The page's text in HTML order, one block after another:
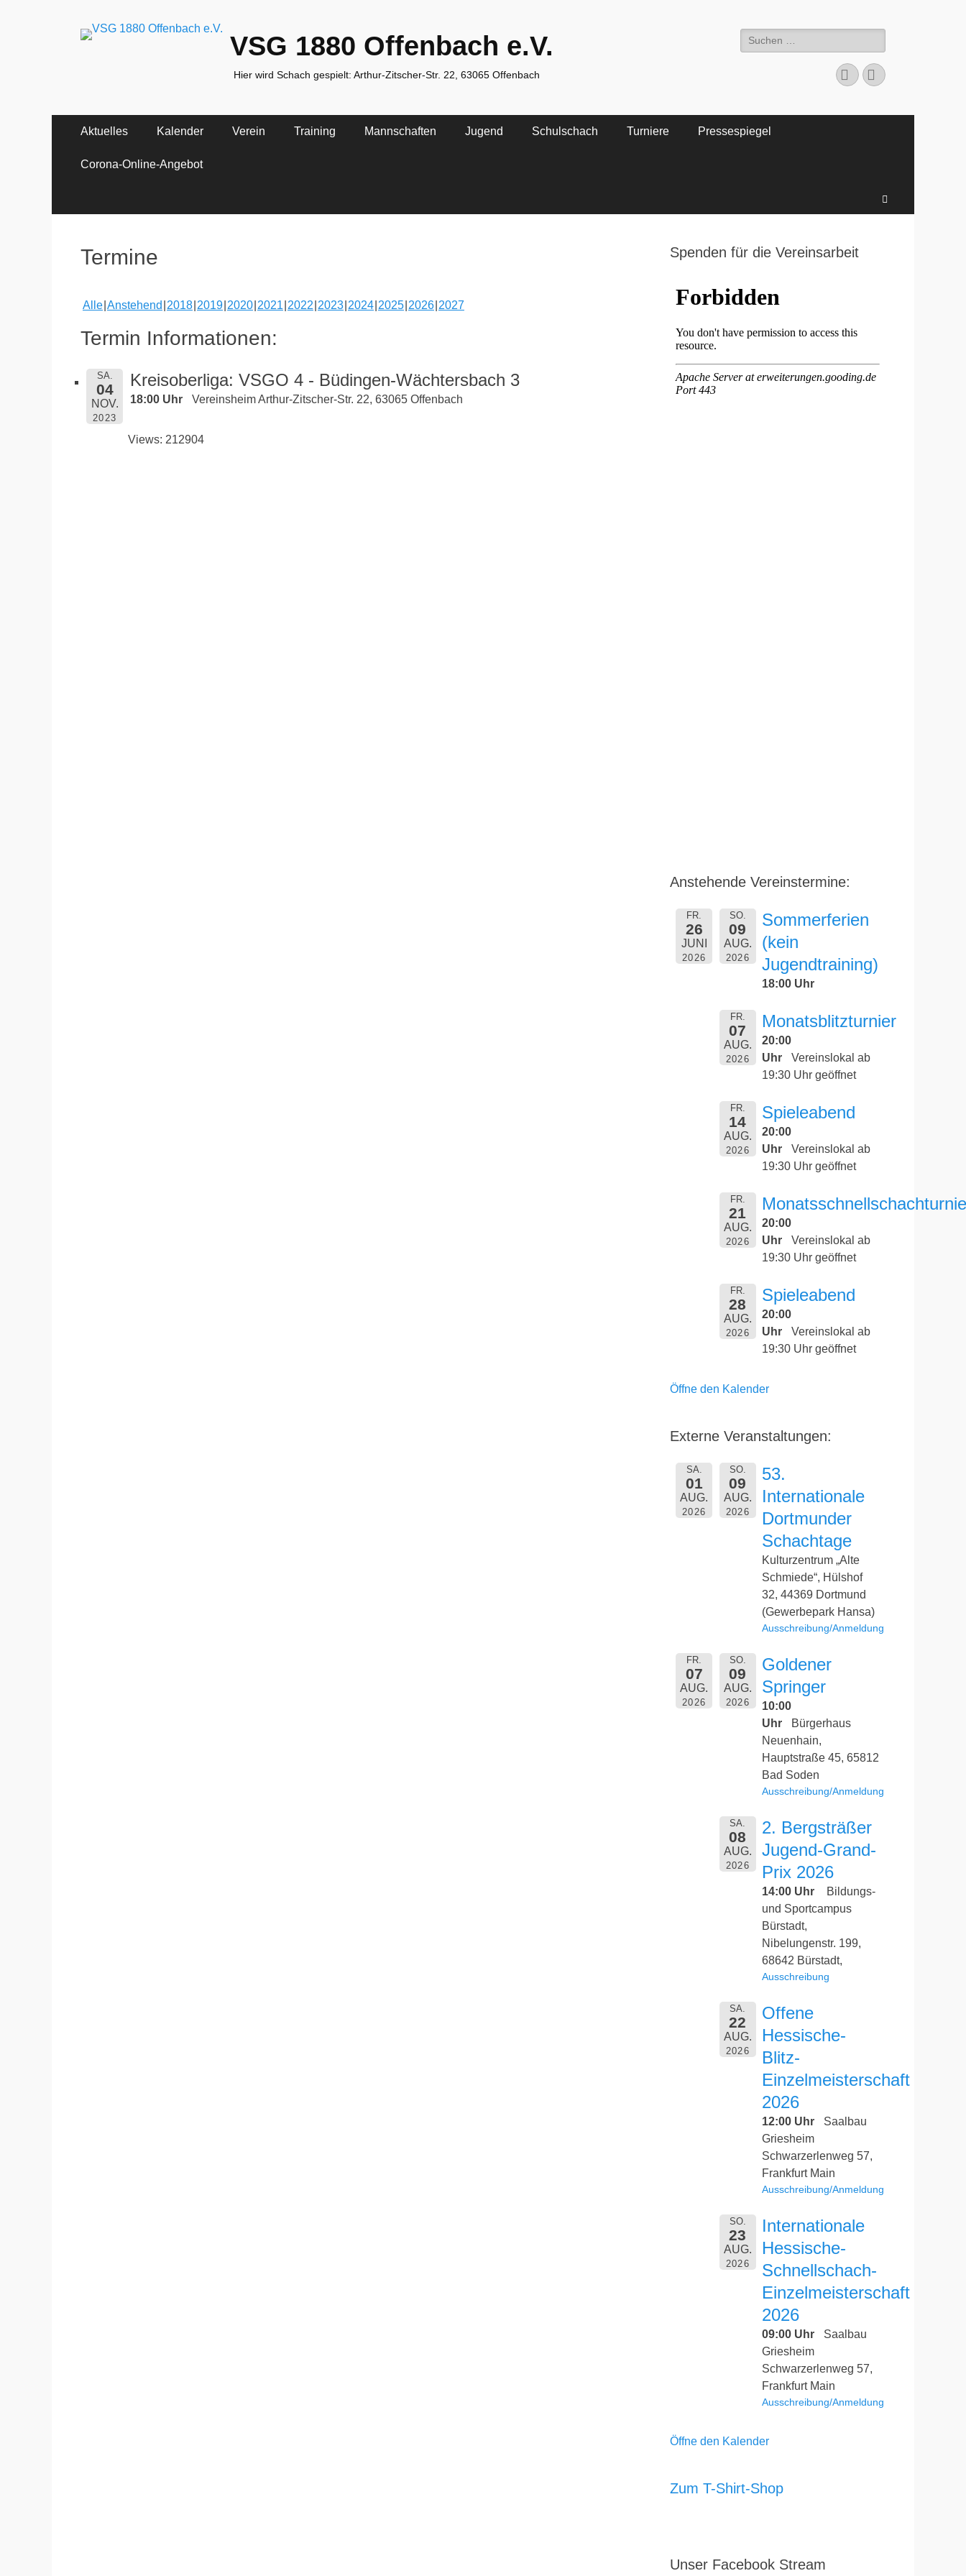
VSG 1880 Offenbach e.V.
Hier wird Schach gespielt: Arthur-Zitscher-Str. 22, 63065 Offenbach
Suche
nach:
FacebookWordPress
Primäres
springen
Aktuelles Kalender Verein Training Mannschaften Jugend Schulschach Turniere Pressespiegel
Corona-Online-Angebot
Termine
Alle Anstehend 2018 2019 2020 2021 2022 2023 2024 2025 2026 2027
Termin Informationen:
SA.
04
NOV.
2023
Kreisoberliga: VSGO 4 - Büdingen-Wächtersbach 3
18:00 Uhr Vereinsheim Arthur-Zitscher-Str. 22, 63065 Offenbach
Views: 212904
Spenden für die Vereinsarbeit
Anstehende Vereinstermine:
FR.
26
JUNI
2026
SO.
09
AUG.
2026
Sommerferien
(kein
Jugendtraining)
18:00 Uhr
FR.
07
AUG.
2026
Monatsblitzturnier
20:00
Uhr
Vereinslokal ab
19:30 Uhr geöffnet
FR.
14
AUG.
2026
Spieleabend
20:00
Uhr
Vereinslokal ab
19:30 Uhr geöffnet
FR.
21
AUG.
2026
20:00
Uhr
Vereinslokal ab
19:30 Uhr geöffnet
FR.
28
AUG.
2026
Spieleabend
20:00
Uhr
Vereinslokal ab
19:30 Uhr geöffnet
Öffne den Kalender
Externe Veranstaltungen:
SA.
01
AUG.
2026
SO.
09
AUG.
2026
53.
Internationale
Dortmunder
Schachtage
Kulturzentrum „Alte
Schmiede“, Hülshof
32, 44369 Dortmund
(Gewerbepark Hansa)
Ausschreibung/Anmeldung
FR.
07
AUG.
2026
SO.
09
AUG.
2026
Goldener
Springer
10:00
Uhr
Bürgerhaus
Neuenhain,
Hauptstraße 45, 65812
Bad Soden
Ausschreibung/Anmeldung
SA.
08
AUG.
2026
2. Bergsträßer
Jugend-Grand-
Prix 2026
14:00 Uhr
Bildungs-
und Sportcampus
Bürstadt,
Nibelungenstr. 199,
68642 Bürstadt,
Ausschreibung
SA.
22
AUG.
2026
Offene
Hessische-
Blitz-
Einzelmeisterschaft
2026
12:00 Uhr
Saalbau
Griesheim
Schwarzerlenweg 57,
Frankfurt Main
Ausschreibung/Anmeldung
SO.
23
AUG.
2026
Internationale
Hessische-
Schnellschach-
Einzelmeisterschaft
2026
09:00 Uhr
Saalbau
Griesheim
Schwarzerlenweg 57,
Frankfurt Main
Ausschreibung/Anmeldung
Öffne den Kalender
Zum T-Shirt-Shop
Unser Facebook Stream